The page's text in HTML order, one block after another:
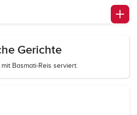
Gerichte
Basmati-Reis serviert.